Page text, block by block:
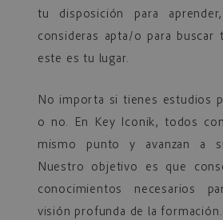
tu disposición para
consideras apta/o para buscar
este es tu lugar.
No importa si tienes estudios
o no. En Key Iconik, todos
mismo punto y avanzan a
Nuestro objetivo es que
conocimientos necesarios
visión profunda de la formación.